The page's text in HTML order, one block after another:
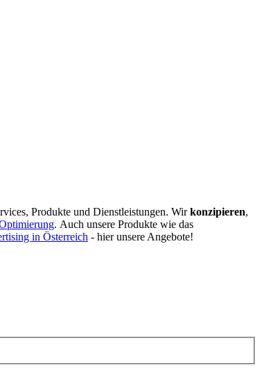
Produkte und Dienstleistungen. Wirkonzipieren,
. Auch unsere Produkte wie das
in Österreich - hier unsere Angebote!